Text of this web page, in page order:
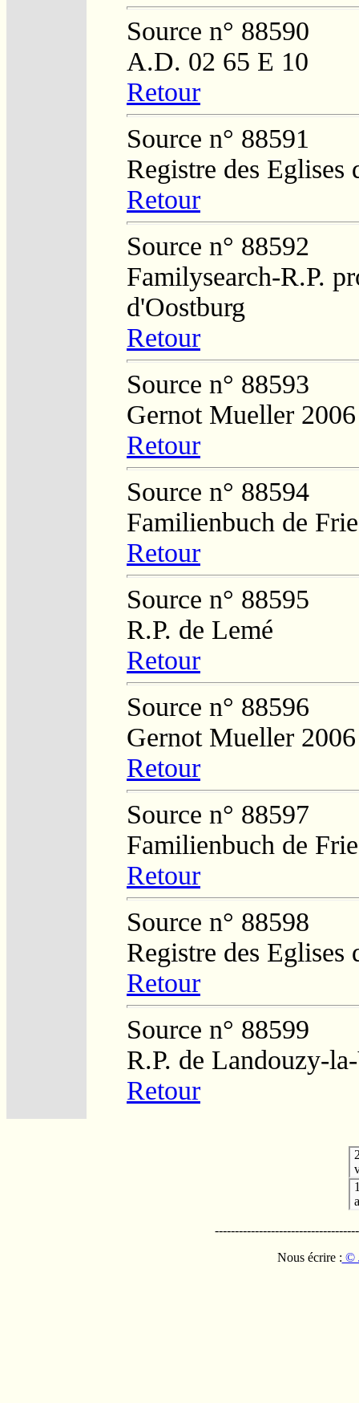
Source n° 88590
A.D. 02 65 E 10
Retour
Source n° 88591
Registre des Eglises
Retour
Source n° 88592
Familysearch-R.P.
d'Oostburg
Retour
Source n° 88593
Gernot Mueller 2006
Retour
Source n° 88594
Familienbuch de
Retour
Source n° 88595
R.P. de Lemé
Retour
Source n° 88596
Gernot Mueller 2006
Retour
Source n° 88597
Familienbuch de
Retour
Source n° 88598
Registre des Eglises
Retour
Source n° 88599
R.P. de Landouzy-
Retour
Nous écrire : ©